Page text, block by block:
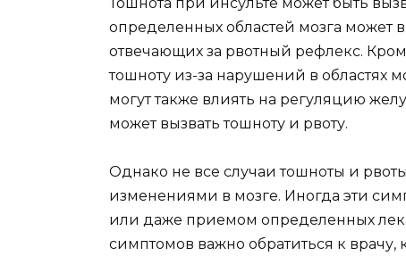
определенных областей мозга может
отвечающих за рвотный рефлекс.
тошноту из-за нарушений в областях
могут также влиять на регуляцию
может вызвать тошноту и рвоту.
Однако не все случаи тошноты и
изменениями в мозге. Иногда эти
или даже приемом определенных
симптомов важно обратиться к